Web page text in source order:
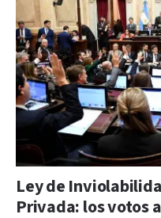
Ley de
Privada: los votos